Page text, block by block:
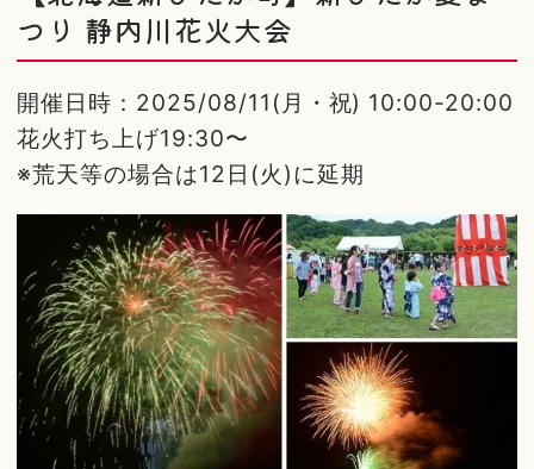
つり 静内川花火大会
開催日時：2025/08/11(月・祝) 10:00-20:00
花火打ち上げ19:30〜
※荒天等の場合は12日(火)に延期